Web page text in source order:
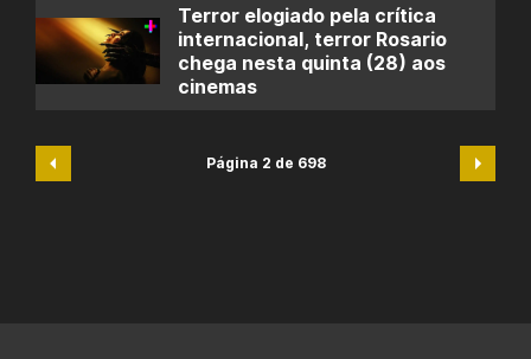
Terror elogiado pela crítica
internacional, terror Rosario
chega nesta quinta (28) aos
cinemas
Página 2 de 698